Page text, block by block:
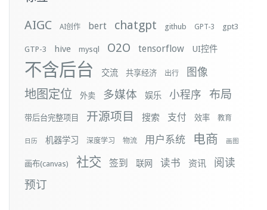
AIGC
AI创作 bert chatgpt github GPT-3 gpt3
GTP-3 hive mysql O2O tensorflow UI控件
不含后台 交流 共享经济 出行 图像
地图定位 外卖 多媒体 娱乐 小程序 布局
带后台完整项目 开源项目 搜索 支付 效率 教育
日历 机器学习 深度学习 物流 用户系统 电商 画图
画布(canvas) 社交 签到 联网 读书 资讯 阅读
预订